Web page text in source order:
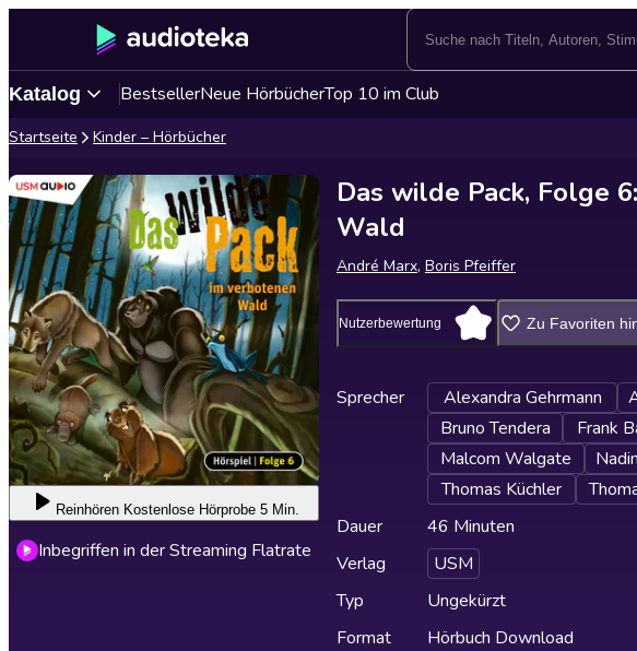
Katalog BestsellerNeue HörbücherTop 10 im Club
Startseite Kinder – Hörbücher
Reinhören Kostenlose Hörprobe 5 Min.
Inbegriffen in der Streaming Flatrate
Das wilde Pack, Folge
Wald
André Marx, Boris Pfeiffer
Nutzerbewertung Zu Favoriten
Sprecher Alexandra Gehrmann
Bruno Tendera
Frank
Malcom Walgate
Thomas Küchler
Dauer
46 Minuten
Verlag
USM
Typ
Ungekürzt
Format
Hörbuch Download